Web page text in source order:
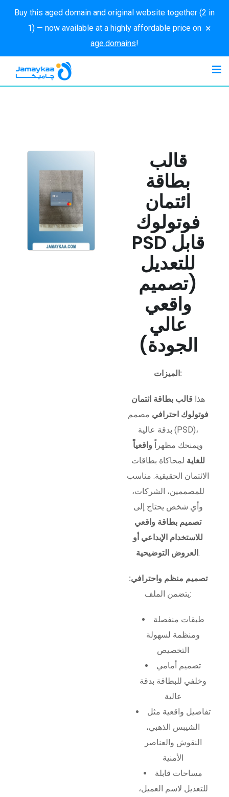
Buy this aged domain and original website together (2 in
1) — now available at a highly affordable price on
age.domains!
×
قالب
بطاقة
ائتمان
فوتولوك
PSD قابل
للتعديل
(تصميم
واقعي
عالي
الجودة)
الميزات:
هذا قالب بطاقة ائتمان
فوتولوك احترافي مصمم
بدقة عالية (PSD)،
ويمنحك مظهراً واقعياً
للغاية لمحاكاة بطاقات
الائتمان الحقيقية. مناسب
للمصممين، الشركات،
وأي شخص يحتاج إلى
تصميم بطاقة واقعي
للاستخدام الإبداعي أو
العروض التوضيحية .
تصميم منظم واحترافي:
يتضمن الملف:
طبقات منفصلة
ومنظمة لسهولة
التخصيص
تصميم أمامي
وخلفي للبطاقة بدقة
عالية
تفاصيل واقعية مثل
الشيبس الذهبي،
النقوش والعناصر
الأمنية
مساحات قابلة
للتعديل لاسم العميل،